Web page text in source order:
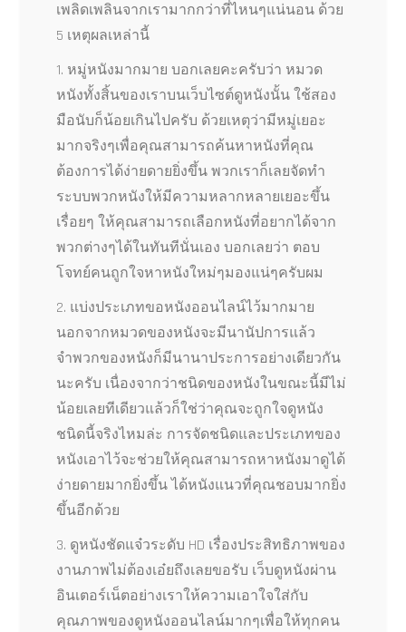
เพลิดเพลินจากเรามากกว่าที่ไหนๆแน่นอน ด้วย
5 เหตุผลเหล่านี้
1. หมู่หนังมากมาย บอกเลยคะครับว่า หมวด
หนังทั้งสิ้นของเราบนเว็บไซต์ดูหนังนั้น ใช้สอง
มือนับก็น้อยเกินไปครับ ด้วยเหตุว่ามีหมู่เยอะ
มากจริงๆเพื่อคุณสามารถค้นหาหนังที่คุณ
ต้องการได้ง่ายดายยิ่งขึ้น พวกเราก็เลยจัดทำ
ระบบพวกหนังให้มีความหลากหลายเยอะขึ้น
เรื่อยๆ ให้คุณสามารถเลือกหนังที่อยากได้จาก
พวกต่างๆได้ในทันทีนั่นเอง บอกเลยว่า ตอบ
โจทย์คนถูกใจหาหนังใหม่ๆมองแน่ๆครับผม
2. แบ่งประเภทขอหนังออนไลน์ไว้มากมาย
นอกจากหมวดของหนังจะมีนานัปการแล้ว
จำพวกของหนังก็มีนานาประการอย่างเดียวกัน
นะครับ เนื่องจากว่าชนิดของหนังในขณะนี้มีไม่
น้อยเลยทีเดียวแล้วก็ใช่ว่าคุณจะถูกใจดูหนัง
ชนิดนี้จริงไหมล่ะ การจัดชนิดและประเภทของ
หนังเอาไว้จะช่วยให้คุณสามารถหาหนังมาดูได้
ง่ายดายมากยิ่งขึ้น ได้หนังแนวที่คุณชอบมากยิ่ง
ขึ้นอีกด้วย
3. ดูหนังชัดแจ๋วระดับ HD เรื่องประสิทธิภาพของ
งานภาพไม่ต้องเอ๋ยถึงเลยขอรับ เว็บดูหนังผ่าน
อินเตอร์เน็ตอย่างเราให้ความเอาใจใส่กับ
คุณภาพของดูหนังออนไลน์มากๆเพื่อให้ทุกคน